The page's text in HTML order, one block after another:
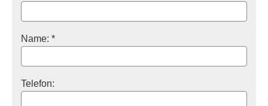
Name: *
Telefon: